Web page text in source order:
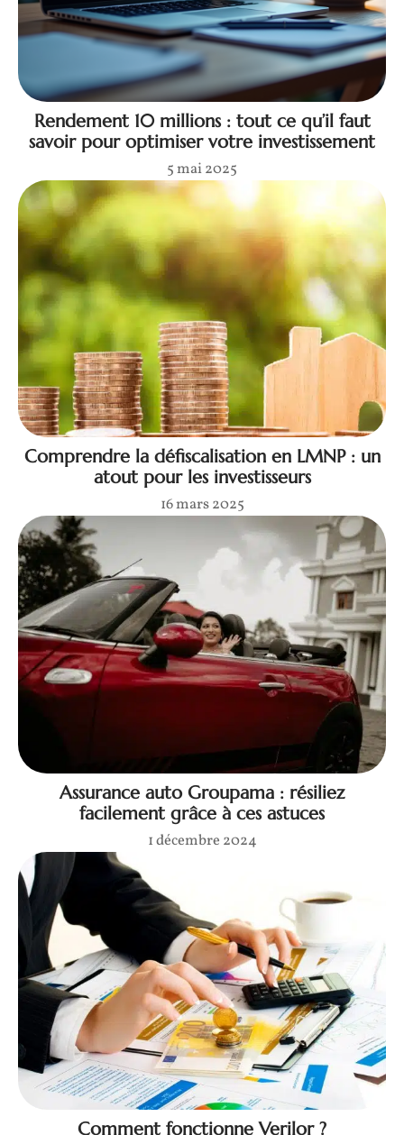
Rendement 10 millions : tout ce qu’il faut
savoir pour optimiser votre investissement
5 mai 2025
Comprendre la défiscalisation en LMNP : un
atout pour les investisseurs
16 mars 2025
Assurance auto Groupama : résiliez
facilement grâce à ces astuces
1 décembre 2024
Comment fonctionne Verilor ?